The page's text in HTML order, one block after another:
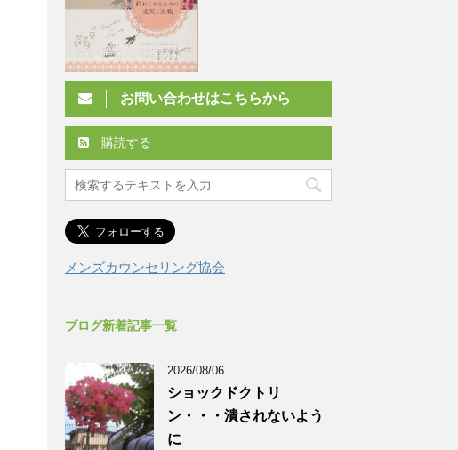
お問い合わせはこちらから
購読する
メンズカウンセリング協会
ブログ新着記事一覧
2026/08/06
ショックドクトリ
ン・・・潰されないよう
に